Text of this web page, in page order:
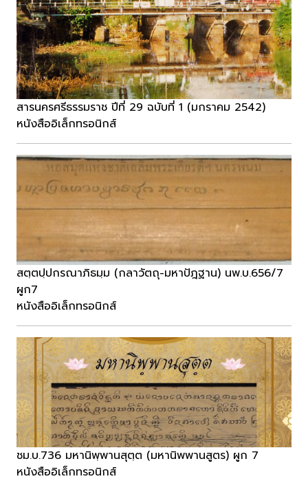
สารนครศรีธรรมราช ปีที่ 29 ฉบับที่ 1 (มกราคม 2542)
หนังสืออิเล็กทรอนิกส์
สตฺตปฺปกรณาภิธมฺม (กลาวัตถุ-มหาปัฎฐาน) นพ.บ.656/7
ผูก7
หนังสืออิเล็กทรอนิกส์
ชม.บ.736 มหานิพฺพานสุตฺต (มหานิพพานสูตร) ผูก 7
หนังสืออิเล็กทรอนิกส์